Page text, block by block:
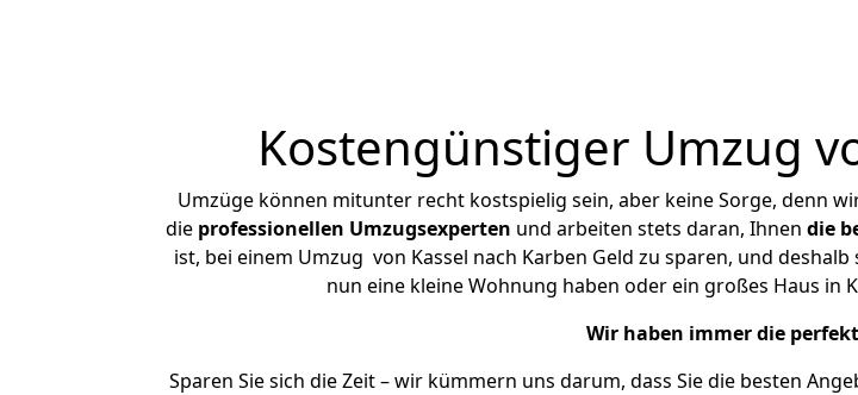
Kostengünstiger Umzug
Umzüge können mitunter recht kostspielig sein, aber keine Sorge, denn
die professionellen Umzugsexperten und arbeiten stets daran, Ihnen die
ist, bei einem Umzug von Kassel nach Karben Geld zu sparen, und
nun eine kleine Wohnung haben oder ein großes Haus in
Wir haben immer die
Sparen Sie sich die Zeit – wir kümmern uns darum, dass Sie die besten